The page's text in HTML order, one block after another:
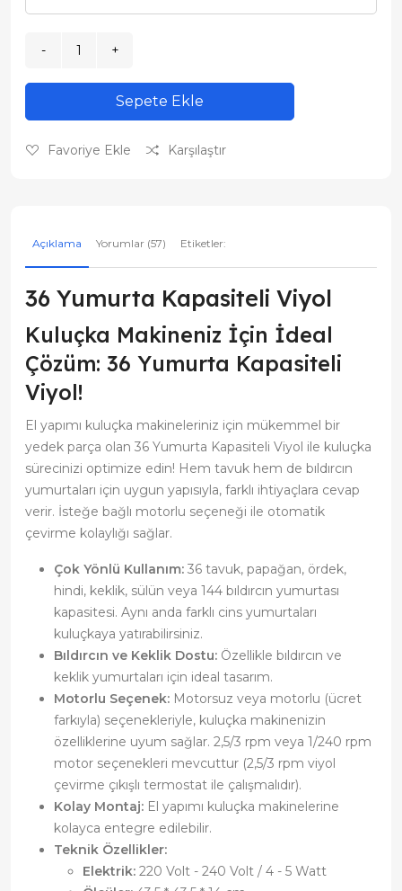
Sepete Ekle
Favoriye Ekle Karşılaştır
Açıklama Yorumlar (57) Etiketler:
36 Yumurta Kapasiteli Viyol
Kuluçka Makineniz İçin İdeal
Çözüm: 36 Yumurta Kapasiteli
Viyol!
El yapımı kuluçka makineleriniz için mükemmel bir
yedek parça olan 36 Yumurta Kapasiteli Viyol ile kuluçka
sürecinizi optimize edin! Hem tavuk hem de bıldırcın
yumurtaları için uygun yapısıyla, farklı ihtiyaçlara cevap
verir. İsteğe bağlı motorlu seçeneği ile otomatik
çevirme kolaylığı sağlar.
Çok Yönlü Kullanım: 36 tavuk, papağan, ördek,
hindi, keklik, sülün veya 144 bıldırcın yumurtası
kapasitesi. Aynı anda farklı cins yumurtaları
kuluçkaya yatırabilirsiniz.
Bıldırcın ve Keklik Dostu: Özellikle bıldırcın ve
keklik yumurtaları için ideal tasarım.
Motorlu Seçenek: Motorsuz veya motorlu (ücret
farkıyla) seçenekleriyle, kuluçka makinenizin
özelliklerine uyum sağlar. 2,5/3 rpm veya 1/240 rpm
motor seçenekleri mevcuttur (2,5/3 rpm viyol
çevirme çıkışlı termostat ile çalışmalıdır).
Kolay Montaj: El yapımı kuluçka makinelerine
kolayca entegre edilebilir.
Teknik Özellikler:
Elektrik: 220 Volt - 240 Volt / 4 - 5 Watt